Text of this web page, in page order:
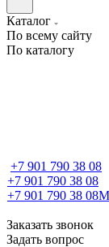
Каталог
По всему сайту
По каталогу
+7 901 790 38 08
+7 901 790 38 08
+7 901 790 38 08
Заказать звонок
Задать вопрос